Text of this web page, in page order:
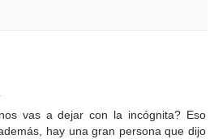
vas a dejar con la incógnita? Eso
hay una gran persona que dijo